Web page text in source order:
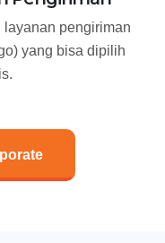
pengiriman
yang bisa dipilih